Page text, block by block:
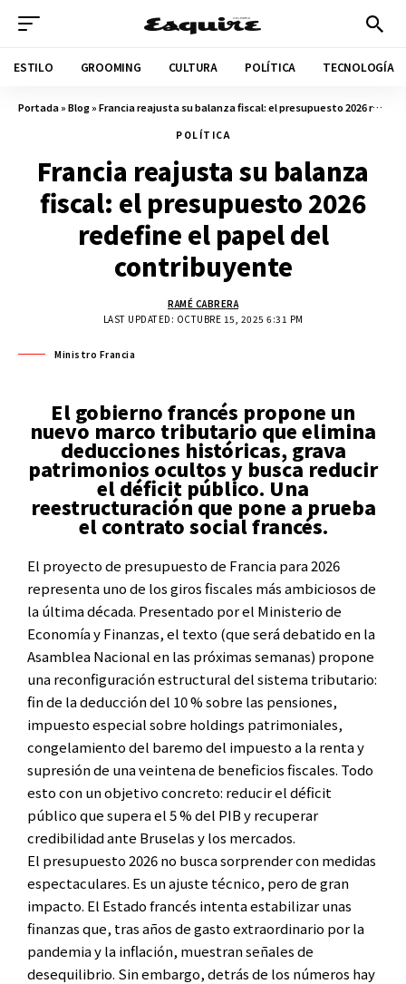
ESTILO GROOMING CULTURA POLÍTICA TECNOLOGÍA
Portada»Blog»Francia reajusta su balanza fiscal: el presupuesto 2026 redefine el papel del contribuyente
POLÍTICA
Francia reajusta su balanza
fiscal: el presupuesto 2026
redefine el papel del
contribuyente
LAST UPDATED: OCTUBRE 15, 2025 6:31 PM
RAMÉ CABRERA
Ministro Francia
El gobierno francés propone un
nuevo marco tributario que elimina
deducciones históricas, grava
patrimonios ocultos y busca reducir
el déficit público. Una
reestructuración que pone a prueba
el contrato social francés.
El proyecto de presupuesto de Francia para 2026
representa uno de los giros fiscales más ambiciosos de
la última década. Presentado por el Ministerio de
Economía y Finanzas, el texto (que será debatido en la
Asamblea Nacional en las próximas semanas) propone
una reconfiguración estructural del sistema tributario:
fin de la deducción del 10 % sobre las pensiones,
impuesto especial sobre holdings patrimoniales,
congelamiento del baremo del impuesto a la renta y
supresión de una veintena de beneficios fiscales. Todo
esto con un objetivo concreto: reducir el déficit
público que supera el 5 % del PIB y recuperar
credibilidad ante Bruselas y los mercados.
El presupuesto 2026 no busca sorprender con medidas
espectaculares. Es un ajuste técnico, pero de gran
impacto. El Estado francés intenta estabilizar unas
finanzas que, tras años de gasto extraordinario por la
pandemia y la inflación, muestran señales de
desequilibrio. Sin embargo, detrás de los números hay